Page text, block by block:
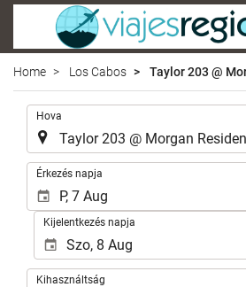
Home Los Cabos Taylor 203 @
Hova
Érkezés napja
Kijelentkezés napja
Kihasználtság
Kihasználtság